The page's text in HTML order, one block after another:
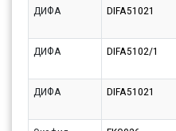
ДИФА
DIFA51021
ДИФА DIFA5102/1
ДИФА DIFA51021